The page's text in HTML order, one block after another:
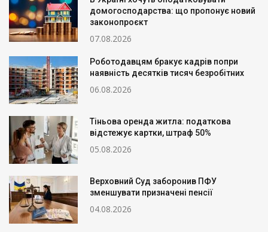
домогосподарства: що пропонує новий
законопроєкт
07.08.2026
Роботодавцям бракує кадрів попри
наявність десятків тисяч безробітних
06.08.2026
Тіньова оренда житла: податкова
відстежує картки, штраф 50%
05.08.2026
Верховний Суд заборонив ПФУ
зменшувати призначені пенсії
04.08.2026